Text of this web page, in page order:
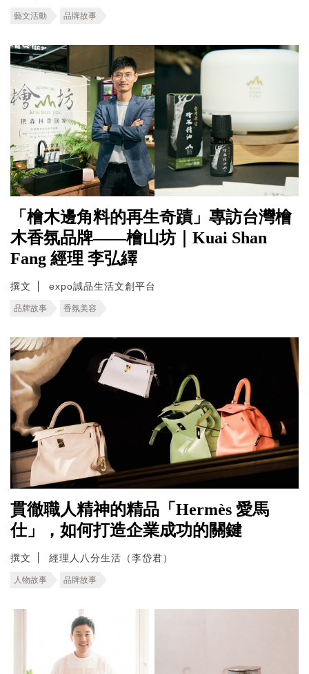
藝文活動 品牌故事
「檜木邊角料的再生奇蹟」專訪台灣檜
木香氛品牌——檜山坊｜Kuai Shan
Fang 經理 李弘繹
撰文 expo誠品生活文創平台
品牌故事 香氛美容
貫徹職人精神的精品「Hermès 愛馬
仕」，如何打造企業成功的關鍵
撰文 經理人八分生活（李岱君）
人物故事 品牌故事